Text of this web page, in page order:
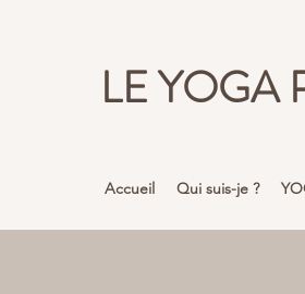
LE YOGA
Accueil Qui suis-je ?